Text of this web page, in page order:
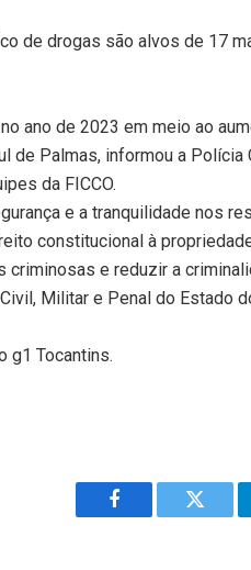
de drogas são alvos de 17
ano de 2023 em meio ao
de Palmas, informou a
da FICCO.
e a tranquilidade nos
constitucional à
criminosas e reduzir a
Militar e Penal do Estado
g1 Tocantins.
Facebook Twitter